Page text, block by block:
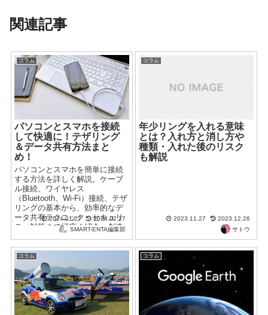
関連記事
コラム
パソコンとスマホを接続
して快適に！テザリング
＆データ共有方法まと
め！
パソコンとスマホを簡単に接続
する方法を詳しく解説。ケーブ
ル接続、ワイヤレス
（Bluetooth、Wi-Fi）接続、テザ
リングの基本から、効率的なデ
ータ共有テクニック、セキュリ
ティ対策まで幅広く紹介。創造
ティを保ちながら最適な接続体
験を実現します。
2024.01.27
2024.02.27
SMART-ENTA編集部
コラム
年少リングを入れる意味
とは？入れ方と消し方や
種類・入れた後のリスク
も解説
2023.11.27
2023.12.26
サトウ
コラム コラム